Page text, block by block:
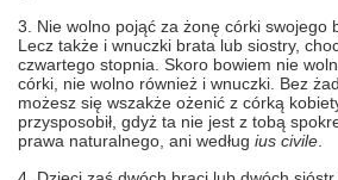
3. Nie wolno pojąć za żonę córki swojego
Lecz także i wnuczki brata lub siostry,
czwartego stopnia. Skoro bowiem nie
córki, nie wolno również i wnuczki. Bez
możesz się wszakże ożenić z córką
przysposobił, gdyż ta nie jest z tobą
prawa naturalnego, ani według ius civile